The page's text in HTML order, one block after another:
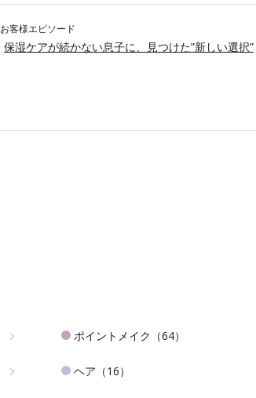
お客様エピソード
保湿ケアが続かない息子に、見つけた”新しい選択”
ポイントメイク（64）
ヘア（16）